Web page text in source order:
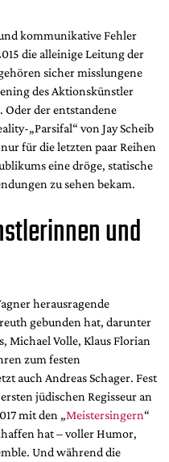
kommunikative Fehler
die alleinige Leitung der
sicher misslungene
des Aktionskünstler
Oder der entstandene
„Parsifal“ von Jay Scheib
für die letzten paar Reihen
eine dröge, statische
zu sehen bekam.
und
herausragende
gebunden hat, darunter
Michael Volle, Klaus Florian
zum festen
auch Andreas Schager. Fest
jüdischen Regisseur an
mit den „Meistersingern“
hat – voller Humor,
Und während die